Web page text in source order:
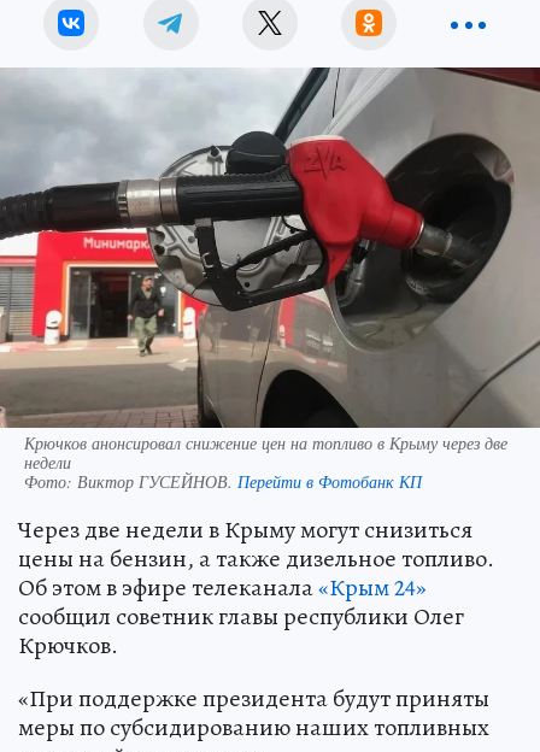
Крючков анонсировал снижение цен на топливо в Крыму через две
недели
Фото: Виктор ГУСЕЙНОВ. Перейти в Фотобанк КП
Через две недели в Крыму могут снизиться
цены на бензин, а также дизельное топливо.
Об этом в эфире телеканала«Крым 24»
сообщил советник главы республики Олег
Крючков.
«При поддержке президента будут приняты
меры по субсидированию наших топливных